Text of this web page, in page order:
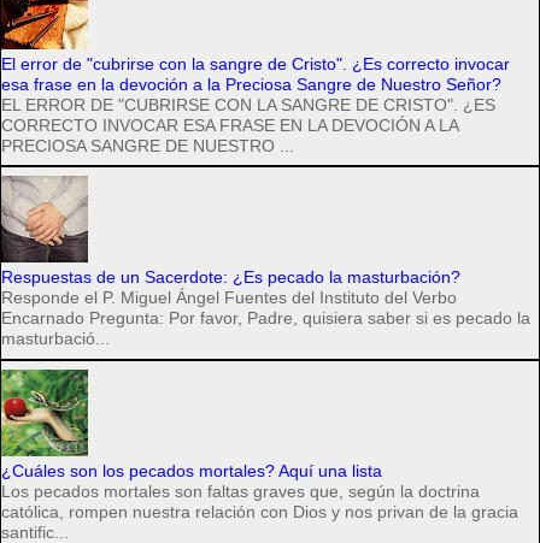
El error de "cubrirse con la sangre de Cristo". ¿Es correcto invocar
esa frase en la devoción a la Preciosa Sangre de Nuestro Señor?
EL ERROR DE "CUBRIRSE CON LA SANGRE DE CRISTO". ¿ES
CORRECTO INVOCAR ESA FRASE EN LA DEVOCIÓN A LA
PRECIOSA SANGRE DE NUESTRO ...
Respuestas de un Sacerdote: ¿Es pecado la masturbación?
Responde el P. Miguel Ángel Fuentes del Instituto del Verbo
Encarnado Pregunta: Por favor, Padre, quisiera saber si es pecado la
masturbació...
¿Cuáles son los pecados mortales? Aquí una lista
Los pecados mortales son faltas graves que, según la doctrina
católica, rompen nuestra relación con Dios y nos privan de la gracia
santific...